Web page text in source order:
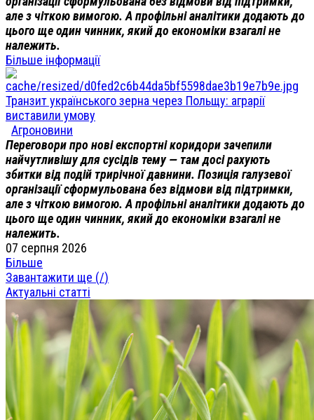
але з чіткою вимогою. А профільні аналітики додають до
цього ще один чинник, який до економіки взагалі не
належить.
Більше інформації
Транзит українського зерна через Польщу: аграрії
виставили умову
Агроновини
Переговори про нові експортні коридори зачепили
найчутливішу для сусідів тему — там досі рахують
збитки від подій трирічної давнини. Позиція галузевої
організації сформульована без відмови від підтримки,
але з чіткою вимогою. А профільні аналітики додають до
цього ще один чинник, який до економіки взагалі не
належить.
07 серпня 2026
Більше
Завантажити ще (/)
Актуальні статті